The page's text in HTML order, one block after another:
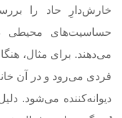
خارش‌دارِ حاد را
حساسیت‌های محیطی
می‌دهند. برای مثال،
فردی می‌رود و در آن
دیوانه‌کننده می‌شود.